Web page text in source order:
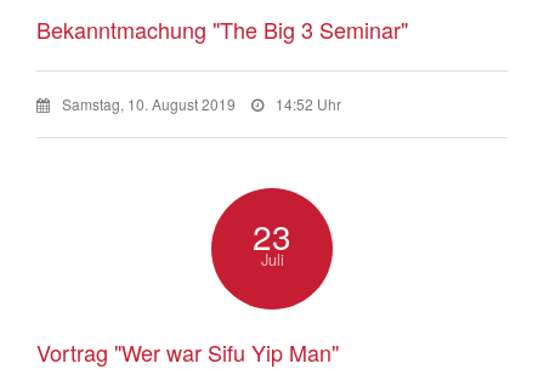
Bekanntmachung "The Big 3 Seminar"
Samstag, 10. August 2019 14:52 Uhr
23
Juli
Vortrag "Wer war Sifu Yip Man"